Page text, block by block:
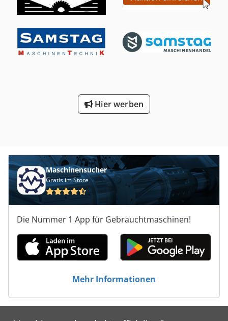
Hier werben
Maschinensucher
Gratis im Store
Die Nummer 1 App für Gebrauchtmaschinen!
Mehr Informationen